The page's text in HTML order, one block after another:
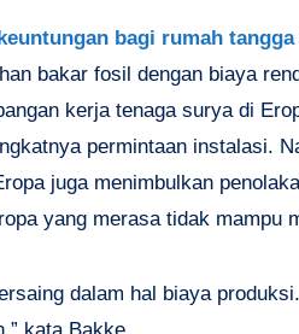
bagi rumah tangga
bakar fosil dengan biaya
kerja tenaga surya di
permintaan instalasi.
juga menimbulkan
yang merasa tidak mampu
dalam hal biaya